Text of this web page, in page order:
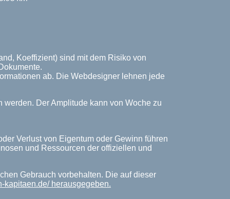
Koeffizient) sind mit dem Risiko von
ab. Die Webdesigner lehnen jede
Der Amplitude kann von Woche zu
Verlust von Eigentum oder Gewinn führen
und Ressourcen der offiziellen und
Gebrauch vorbehalten. Die auf dieser
kapitaen.de/ herausgegeben.